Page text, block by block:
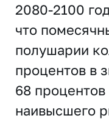
2080-2100
что
полушарии
процентов в
68
наивысшего